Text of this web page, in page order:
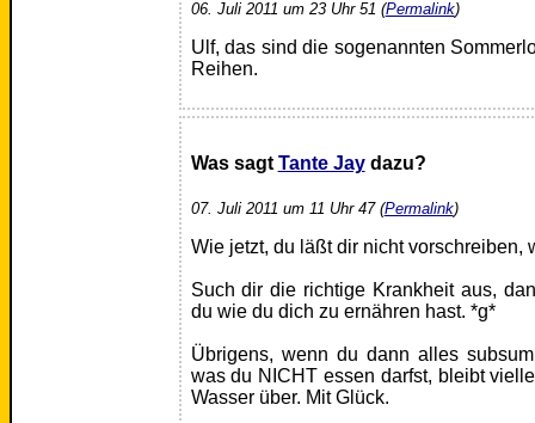
06. Juli 2011 um 23 Uhr 51 (Permalink)
Ulf, das sind die sogenannten
Reihen.
Was sagt Tante Jaydazu?
07. Juli 2011 um 11 Uhr 47 (Permalink)
Wie jetzt, du läßt dir nicht vorschreiben,
Such dir die richtige Krankheit aus,
du wie du dich zu ernähren hast. *g*
Übrigens, wenn du dann alles
was du NICHT essen darfst, bleibt
Wasser über. Mit Glück.